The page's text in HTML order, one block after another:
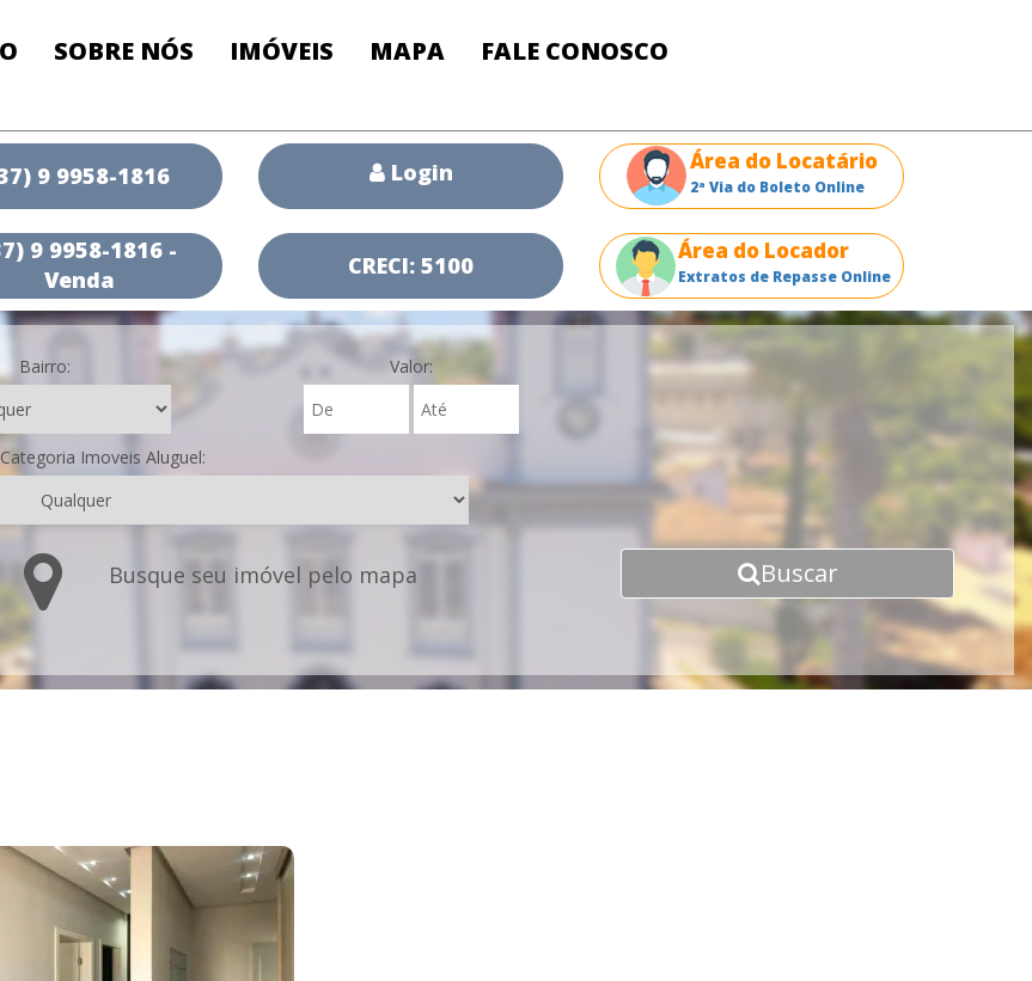
SOBRE NÓS IMÓVEIS MAPA FALE CONOSCO
9 9958-1816
9 9958-1816 -
Venda
Login
CRECI: 5100
Área do Locatário
2ª Via do Boleto Online
Área do Locador
Extratos de Repasse Online
Bairro: Valor:
Categoria Imoveis Aluguel:
Busque seu imóvel pelo mapa Buscar